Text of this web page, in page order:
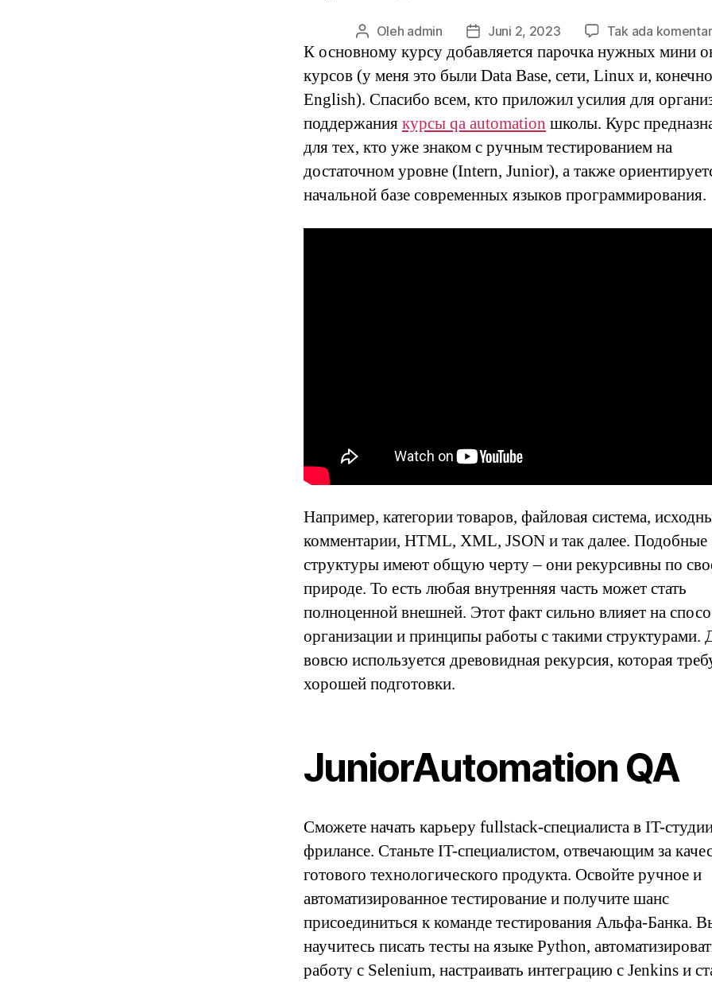
Penulis
artikel
Oleh admin
Tanggal
artikel
Juni 2, 2023 Tak ada komentar
К основному курсу добавляется парочка нужных мини
курсов (у меня это были Data Base, сети, Linux и,
English). Спасибо всем, кто приложил усилия для
поддержаниякурсы qa automation школы. Курс
для тех, кто уже знаком с ручным тестированием на
достаточном уровне (Intern, Junior), а также
начальной базе современных языков программирования.
Например, категории товаров, файловая система,
комментарии, HTML, XML, JSON и так далее. Подобные
структуры имеют общую черту – они рекурсивны по
природе. То есть любая внутренняя часть может стать
полноценной внешней. Этот факт сильно влияет на
организации и принципы работы с такими структурами.
вовсю используется древовидная рекурсия, которая
хорошей подготовки.
JuniorAutomation QA
Сможете начать карьеру fullstack-специалиста в IT-
фрилансе. Станьте IT-специалистом, отвечающим за
готового технологического продукта. Освойте ручное и
автоматизированное тестирование и получите шанс
присоединиться к команде тестирования Альфа-Банка.
научитесь писать тесты на языке Python,
работу с Selenium, настраивать интеграцию с Jenkins и